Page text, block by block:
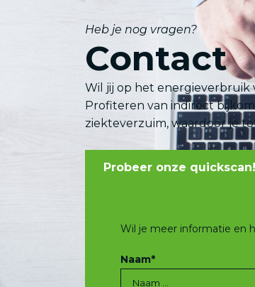
Heb je nog vragen?
Contact
Wil jij op het energieverbruik
Profiteren van indirect
ziekteverzuim, waardoor je
Probeer onze quickscan!
Wil je meer informatie en
Naam*